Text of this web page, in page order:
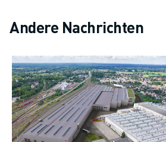
PALETTIEREN
VISION INSPEKTION
DRAHTERODIERMASCHINE
FALLBEISPIELE
KUNDENDIENST
KUNDENBETREUUNG
FANUC PLANS
Andere Nachrichten